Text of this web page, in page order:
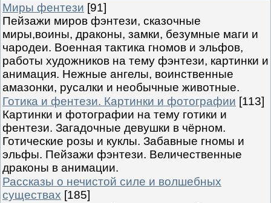
Миры фентези [91]
Пейзажи миров фэнтези, сказочные
миры,воины, драконы, замки, безумные маги и
чародеи. Военная тактика гномов и эльфов,
работы художников на тему фэнтези, картинки и
анимация. Нежные ангелы, воинственные
амазонки, русалки и необычные животные.
Готика и фентези. Картинки и фотографии [113]
Картинки и фотографии на тему готики и
фентези. Загадочные девушки в чёрном.
Готические розы и куклы. Забавные гномы и
эльфы. Пейзажи фэнтези. Величественные
драконы в анимации.
Рассказы о нечистой силе и волшебных
существах [185]